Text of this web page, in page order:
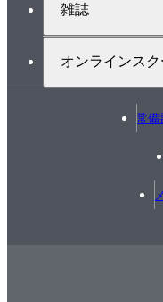
雑誌
オンラインス
常備